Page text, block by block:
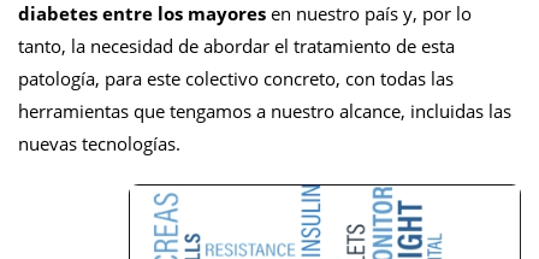
diabetes entre los mayores en nuestro país y, por lo
tanto, la necesidad de abordar el tratamiento de esta
patología, para este colectivo concreto, con todas las
herramientas que tengamos a nuestro alcance, incluidas las
nuevas tecnologías.